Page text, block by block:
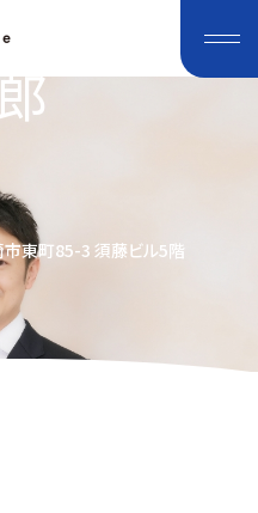
市東町85-3 須藤ビル5階